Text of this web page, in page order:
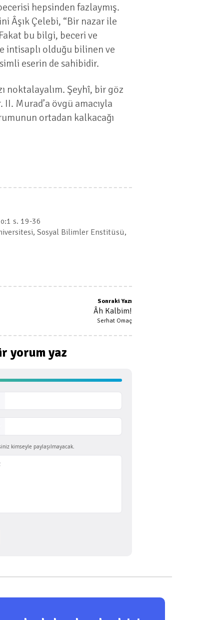
hepsinden fazlaymış.
Âşık Çelebi, “Bir nazar ile
bu bilgi, beceri ve
intisaplı olduğu bilinen ve
eserin de sahibidir.
noktalayalım. Şeyhî, bir göz
Murad’a övgü amacıyla
ortadan kalkacağı
s. 19-36
Sosyal Bilimler Enstitüsü,
Sonraki Yazı
Âh Kalbim!
Serhat Omaç
yorum yaz
kimseyle paylaşılmayacak.